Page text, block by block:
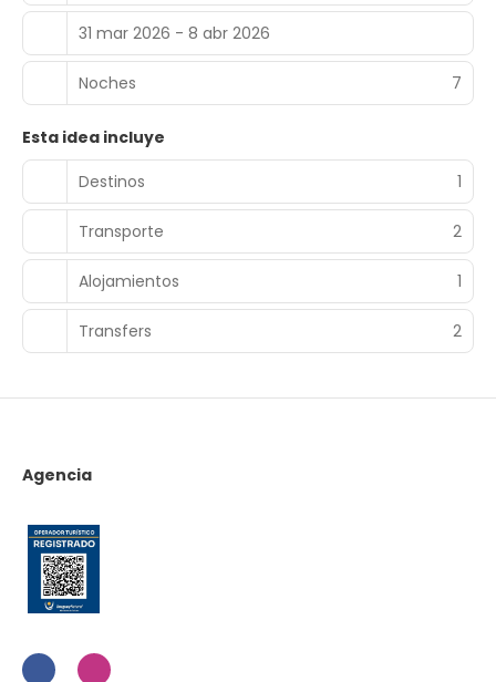
31 mar 2026 - 8 abr 2026
Noches 7
Esta idea incluye
Destinos
1
Transporte 2
Alojamientos 1
Transfers 2
Agencia